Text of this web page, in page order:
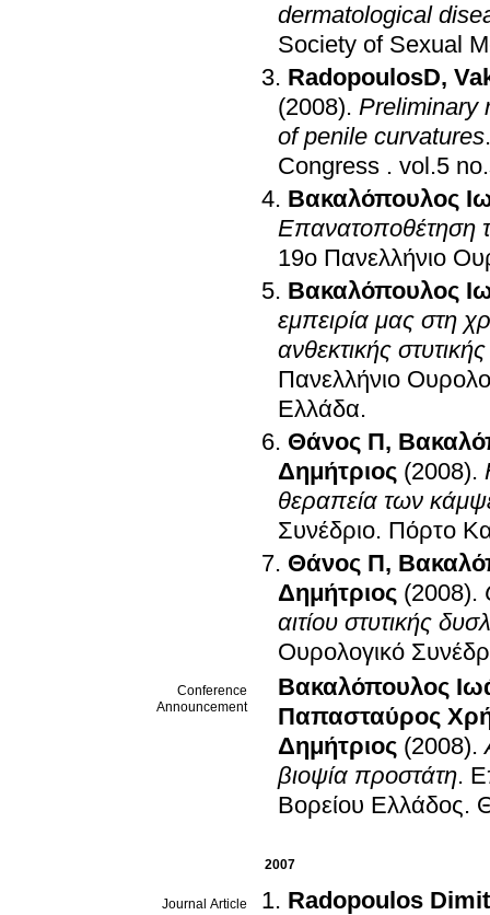
dermatological
Society of Sexual
RadopoulosD,
(2008). Preliminary
of penile curvatures
Congress .
Βακαλόπουλος
Επανατοποθέτηση
19ο Πανελλήνιο
Βακαλόπουλος
εμπειρία μας στη
ανθεκτικής
Πανελλήνιο
Ελλάδα.
Θάνος Π,
Δημήτριος (2008).
θεραπεία των
Συνέδριο. Πόρτο
Θάνος Π,
Δημήτριος (2008).
αιτίου στυτικής
Ουρολογικό
Conference
Announcement
Βακαλόπουλος
Παπασταύρος
Δημήτριος (2008).
βιοψία προστάτη.
Βορείου Ελλάδος.
2007
Journal Article
Radopoulos